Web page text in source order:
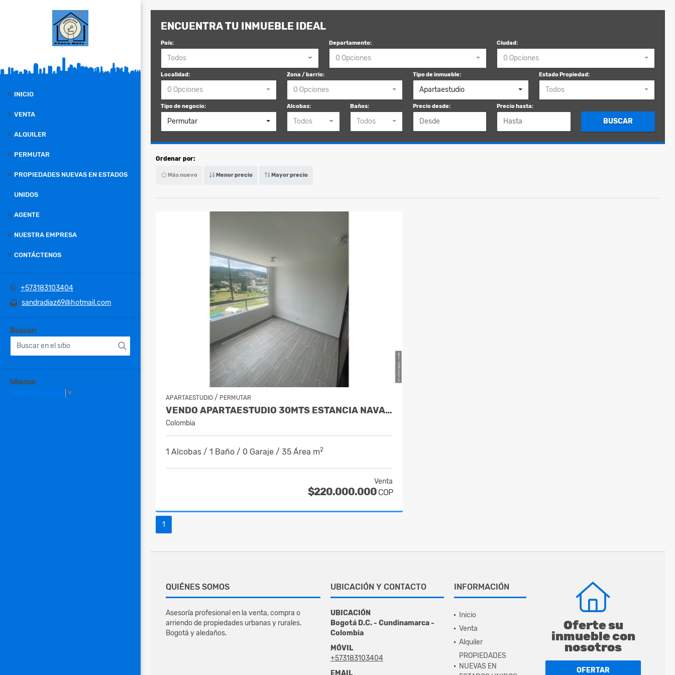
INICIO
VENTA
ALQUILER
PERMUTAR
PROPIEDADES NUEVAS EN ESTADOS
UNIDOS
AGENTE
NUESTRA EMPRESA
CONTÁCTENOS
+573183103404
sandradiaz69@hotmail.com
Buscar:
Idioma:
Select Language ▼
ENCUENTRA TU INMUEBLE IDEAL
País:
Todos
Departamento:
0 Opciones
Ciudad:
0 Opciones
Localidad:
0 Opciones
Zona / barrio:
0 Opciones
Tipo de inmueble:
Apartaestudio
Estado Propiedad:
Todos
Tipo de negocio:
Permutar
Alcobas:
Todos
Baños:
Todos
Precio desde: Precio hasta:
BUSCAR
Ordenar por:
Más nuevo Menor precio Mayor precio
APARTAESTUDIO / PERMUTAR
VENDO APARTAESTUDIO 30MTS ESTANCIA NAVARRA $ 220.000.000
Colombia
1 Alcobas / 1 Baño / 0 Garaje / 35 Área m2
Venta
$220.000.000 COP
1
QUIÉNES SOMOS
Asesoría profesional en la venta, compra o
arriendo de propiedades urbanas y rurales.
Bogotá y aledaños.
UBICACIÓN Y CONTACTO
UBICACIÓN
Bogotá D.C. - Cundinamarca -
Colombia
MÓVIL
+573183103404
EMAIL
INFORMACIÓN
Inicio
Venta
Alquiler
PROPIEDADES
NUEVAS EN
Oferte su
inmueble con
nosotros
OFERTAR